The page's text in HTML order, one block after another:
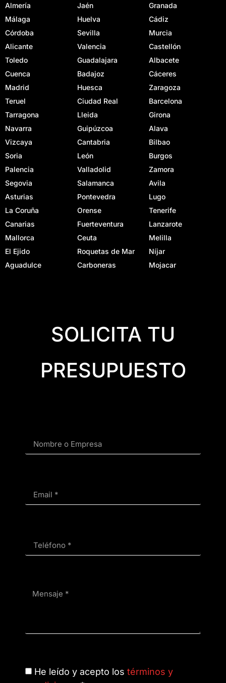
Almería Jaén
Granada
Málaga
Huelva
Cádiz
Córdoba
Sevilla
Murcia
Alicante
Valencia
Castellón
Toledo
Guadalajara
Albacete
Cuenca
Badajoz
Cáceres
Madrid
Huesca
Zaragoza
Teruel
Ciudad Real
Barcelona
Tarragona
Lleida
Girona
Navarra
Guipúzcoa
Alava
Vizcaya
Cantabria
Bilbao
Soria
León
Burgos
Palencia
Valladolid
Zamora
Segovia
Salamanca
Avila
Asturias
Pontevedra
Lugo
La Coruña
Orense
Tenerife
Canarias
Fuerteventura
Lanzarote
Mallorca
Ceuta
Melilla
El Ejido
Roquetas de Mar
Níjar
Aguadulce
Carboneras Mojacar
SOLICITA TU
PRESUPUESTO
He leído y acepto los términos y